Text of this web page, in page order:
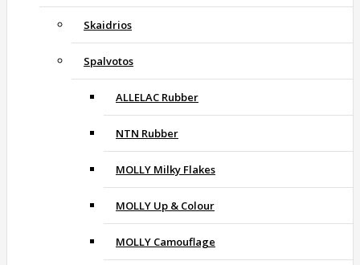
Skaidrios
Spalvotos
ALLELAC Rubber
NTN Rubber
MOLLY Milky Flakes
MOLLY Up & Colour
MOLLY Camouflage